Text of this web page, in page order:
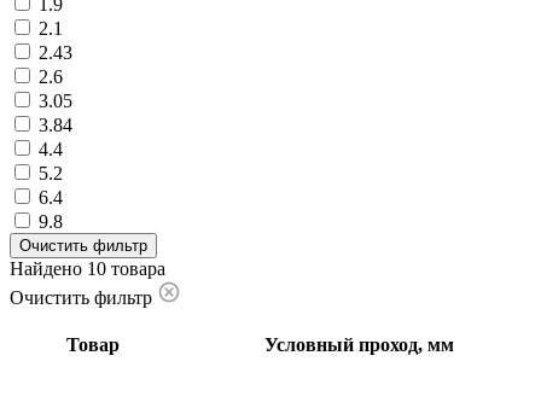
2.1
2.43
2.6
3.05
3.84
4.4
5.2
6.4
9.8
Очистить фильтр
Найдено 10 товара
Очистить фильтр
Товар Условный проход, мм